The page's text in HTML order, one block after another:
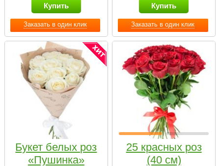
Заказать в один клик
Купить
Заказать в один клик
Купить
Букет белых роз
«Пушинка»
25 красных роз
(40 см)